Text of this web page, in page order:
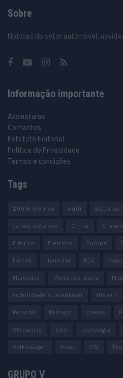
Sobre
Noticias do setor automóvel,
Informação importante
Assinaturas
Contactos
Estatuto Editorial
Política de Privacidade
Termos e condições
Tags
100% elétrico Audi Baterias
carros elétricos China Citröen
Elétrico Elétricos Europa
Honda Hyundai KIA
Mercedes Mercedes-Benz
mobilidade sustentável Nissan
Porsche Portugal preços
Stellantis SUV tecnologia
Volkswagen Volvo VW
GRUPO V